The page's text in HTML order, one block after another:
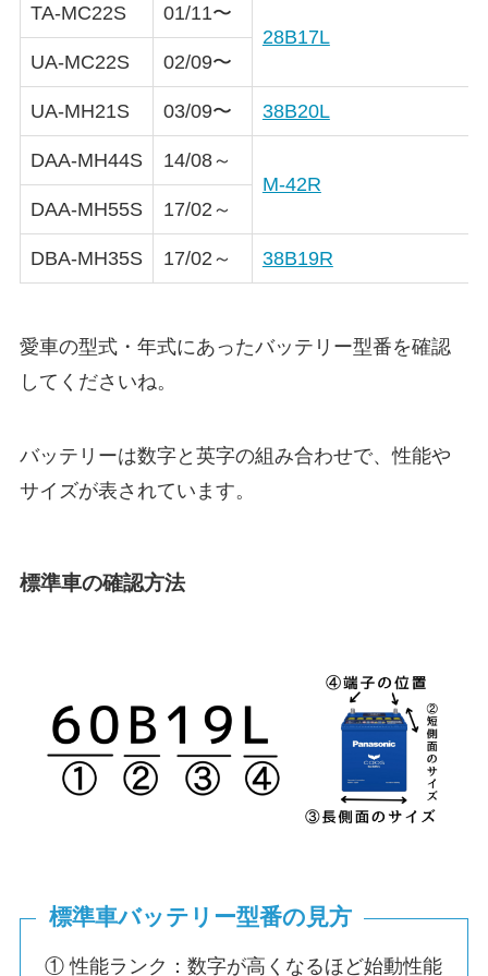
TA-MC22S
01/11〜
28B17L
UA-MC22S
02/09〜
UA-MH21S 03/09〜 38B20L
DAA-MH44S
14/08～
M-42R
DAA-MH55S
17/02～
DBA-MH35S 17/02～ 38B19R
愛車の型式・年式にあったバッテリー型番を確認
してくださいね。
バッテリーは数字と英字の組み合わせで、性能や
サイズが表されています。
標準車の確認方法
標準車バッテリー型番の見方
① 性能ランク：数字が高くなるほど始動性能